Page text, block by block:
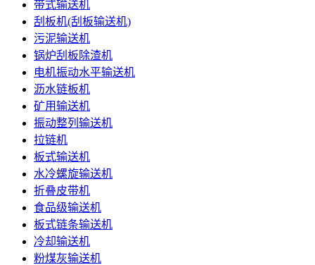
带式输送机
刮板机(刮板输送机)
污泥输送机
锅炉刮板除渣机
电机振动水平输送机
沥水链板机
矿用输送机
振动整列输送机
拉链机
板式输送机
水冷螺旋输送机
折叠皮带机
食品级输送机
板式链条输送机
冷却输送机
粉煤灰输送机